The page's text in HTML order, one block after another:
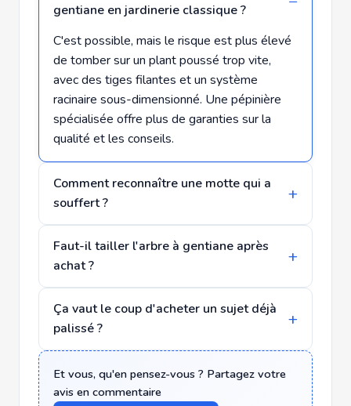
gentiane en jardinerie classique ?
C'est possible, mais le risque est plus élevé
de tomber sur un plant poussé trop vite,
avec des tiges filantes et un système
racinaire sous-dimensionné. Une pépinière
spécialisée offre plus de garanties sur la
qualité et les conseils.
Comment reconnaître une motte qui a
souffert ?
Faut-il tailler l'arbre à gentiane après
achat ?
Ça vaut le coup d'acheter un sujet déjà
palissé ?
Et vous, qu'en pensez-vous ? Partagez votre
avis en commentaire